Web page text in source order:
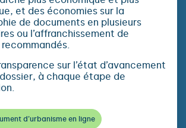
et des économies sur la
de documents en plusieurs
ou l’affranchissement de
sur l’état d’avancement
à chaque étape de
d’urbanisme en ligne